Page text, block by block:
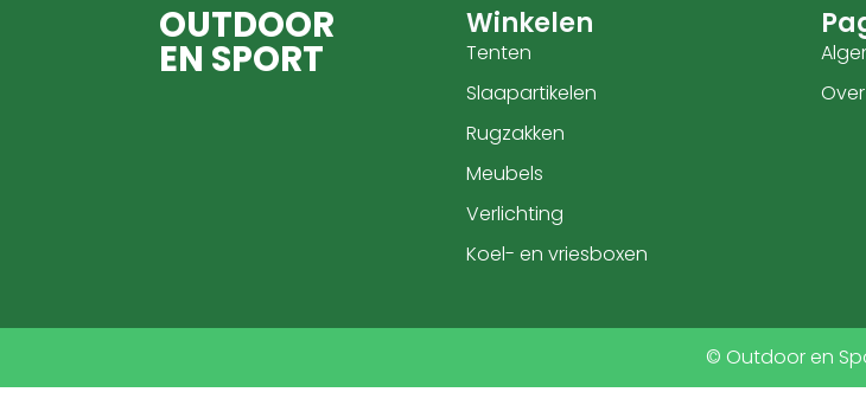
OUTDOOR
EN SPORT
Winkelen
Tenten
Slaapartikelen
Rugzakken
Meubels
Verlichting
Koel- en vriesboxen
© Outdoor en